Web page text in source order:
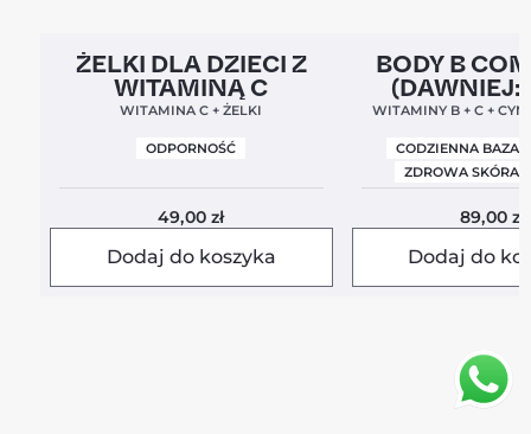
Clean Label 5,0
ŻELKI DLA DZIECI Z
WITAMINĄ C
WITAMINA C + ŻELKI
ODPORNOŚĆ
49,00zł
Dodaj do koszyka
Clean Label Nowa
BODY B
(DAWNIEJ:
WITAMINY B + C +
CODZIENNA BAZA
ZDROWA SKÓRA I
89,00zł
Dodaj do